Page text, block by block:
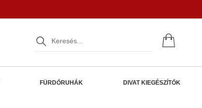
FÜRDŐRUHÁK DIVAT KIEGÉSZÍTŐK